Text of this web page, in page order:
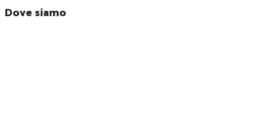
Dove siamo